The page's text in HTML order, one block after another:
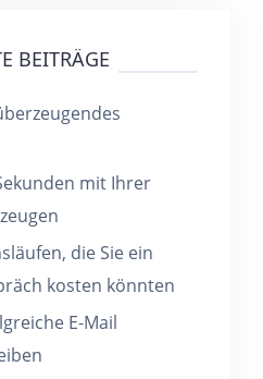
BEITRÄGE
mit Ihrer
die Sie ein
kosten könnten
E-Mail